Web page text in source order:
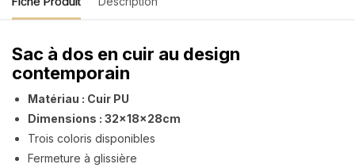
Sac à dos en cuir au design
contemporain
Matériau : Cuir PU
Dimensions : 32x18x28cm
Trois coloris disponibles
Fermeture à glissière